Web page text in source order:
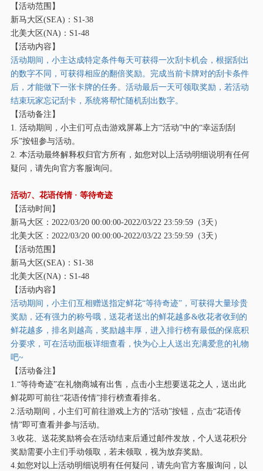
【活动范围】
新马大区(SEA)：S1-38
北美大区(NA)：S1-48
【活动内容】
活动期间，小主达成特定条件每天可获得一次刮卡机会，根据刮出
的数字不同，可获得相应的翻倍奖励。完成当前卡牌对的刮卡条件
后，才能做下一张卡牌的任务。活动最后一天可领取奖励，若活动
结束玩家忘记刮卡，系统将帮忙随机刮出数字。
【活动备注】
1. 活动期间，小主们可点击游戏屏幕上方“活动”中的“幸运刮刮
乐”按钮参与活动。
2. 本活动最终解释权归官方所有，如您对以上活动明细说明有任何
疑问，请先向官方客服询问。
活动7、花语传情 · 等待奇迹
【活动时间】
新马大区： 2022/03/20 00:00:00-2022/03/22 23:59:59（3天）
北美大区： 2022/03/20 00:00:00-2022/03/22 23:59:59（3天）
【活动范围】
新马大区(SEA)：S1-38
北美大区(NA)：S1-48
【活动内容】
活动期间，小主们互相赠送指定鲜花“等待奇迹”，可获得大量珍贵
奖励，还有强力的称号哦，送花者送出的鲜花越多&收花者收到的
鲜花越多，排名则越高，奖励越丰厚，进入排行榜有最低的保底积
分要求，可在活动面板详细查看，快为心上人送出充满爱意的礼物
吧~
【活动备注】
1.“等待奇迹”在礼物商城有出售，点击小主想要送花之人，送出此
鲜花即可前往“花语传情”排行榜查看排名。
2.活动期间，小主们可前往游戏上方的“活动”按钮，点击“花语传
情”即可查看并参与活动。
3.收花、送花奖励将会在活动结束后通过邮件发放，个人送花积分
奖励需要小主们手动领取，若未领取，视为放弃奖励。
4.如您对以上活动明细说明有任何疑问，请先向官方客服询问，以